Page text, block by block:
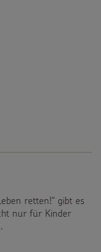
retten!“ gibt es
nur für Kinder